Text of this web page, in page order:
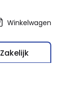
Winkelwagen
Zakelijk